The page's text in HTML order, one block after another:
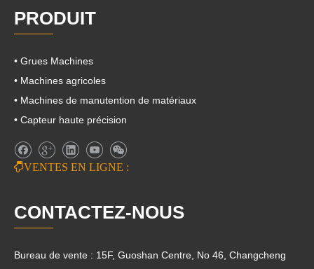
PRODUIT
• Grues Machines
• Machines agricoles
• Machines de manutention de matériaux
• Capteur haute précision
VENTES EN LIGNE :
CONTACTEZ-NOUS
Bureau de vente : 15F, Guoshan Centre, No 46, Changcheng